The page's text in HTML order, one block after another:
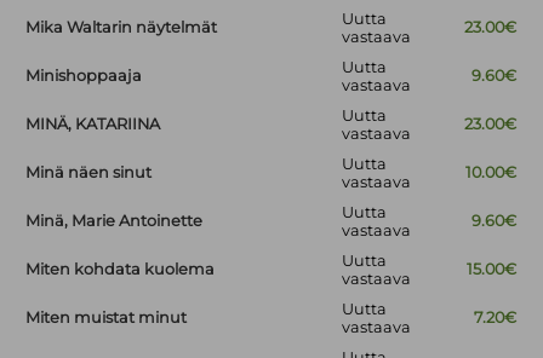
Mika Waltarin näytelmät
Uutta
vastaava
23.00€
Minishoppaaja
Uutta
vastaava
9.60€
MINÄ, KATARIINA
Uutta
vastaava
23.00€
Minä näen sinut
Uutta
vastaava
10.00€
Minä, Marie Antoinette
Uutta
vastaava
9.60€
Miten kohdata kuolema
Uutta
vastaava
15.00€
Miten muistat minut
Uutta
vastaava
7.20€